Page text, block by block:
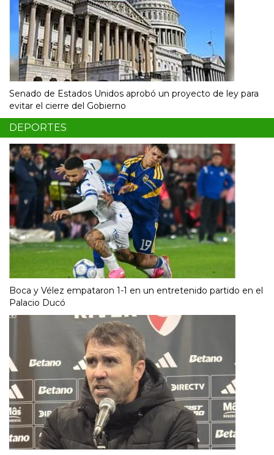
Senado de Estados Unidos aprobó un proyecto de ley para
evitar el cierre del Gobierno
DEPORTES
Boca y Vélez empataron 1-1 en un entretenido partido en el
Palacio Ducó